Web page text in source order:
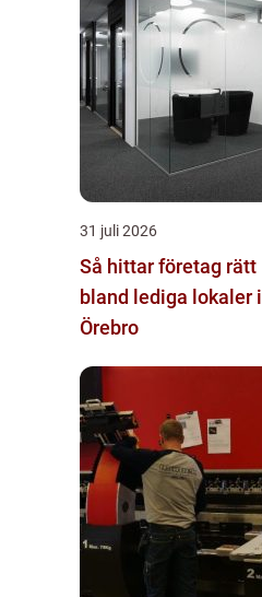
31 juli 2026
Så hittar företag rätt
bland lediga lokaler i
Örebro